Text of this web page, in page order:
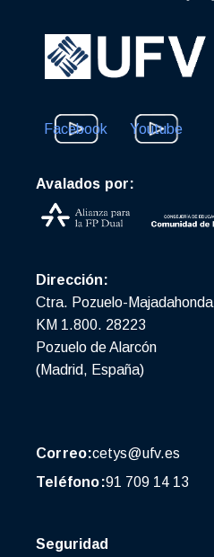
Facebook Youtube
Avalados por:
Dirección:
Ctra. Pozuelo-Majadahonda
KM 1.800. 28223
Pozuelo de Alarcón
(Madrid, España)
Correo:cetys@ufv.es
Teléfono:91 709 14 13
Seguridad